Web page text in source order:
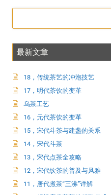
最新文章
18，传统茶艺的冲泡技艺
17，明代茶饮的变革
乌茶工艺
16，元代茶饮的变革
15，宋代斗茶与建盏的关系
14，宋代斗茶
13，宋代点茶全攻略
12，宋代饮茶的普及与风雅
11，唐代煮茶“三沸”详解